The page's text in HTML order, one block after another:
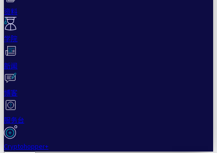
资料
学院
新闻
博客
服务台
Cryptohopper+